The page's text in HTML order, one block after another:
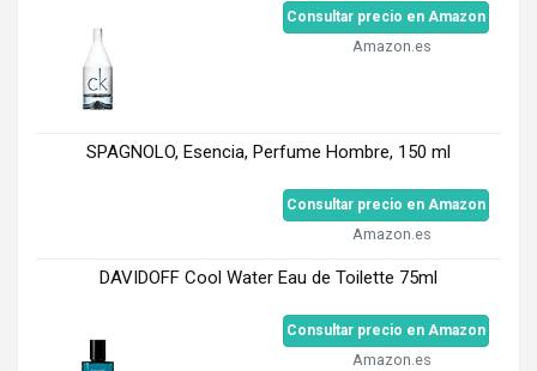
Consultar precio en Amazon
Amazon.es
SPAGNOLO, Esencia, Perfume Hombre, 150 ml
Consultar precio en Amazon
Amazon.es
DAVIDOFF Cool Water Eau de Toilette 75ml
Consultar precio en Amazon
Amazon.es